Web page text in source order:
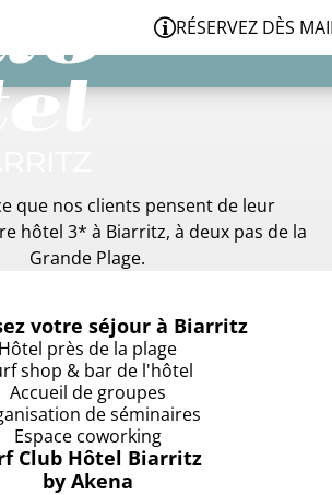
RÉSERVEZ DÈS
que nos clients pensent de leur
hôtel 3* à Biarritz, à deux pas de la
Grande Plage.
votre séjour à Biarritz
Hôtel près de la plage
shop & bar de l'hôtel
Accueil de groupes
de séminaires
Espace coworking
Club Hôtel Biarritz
by Akena